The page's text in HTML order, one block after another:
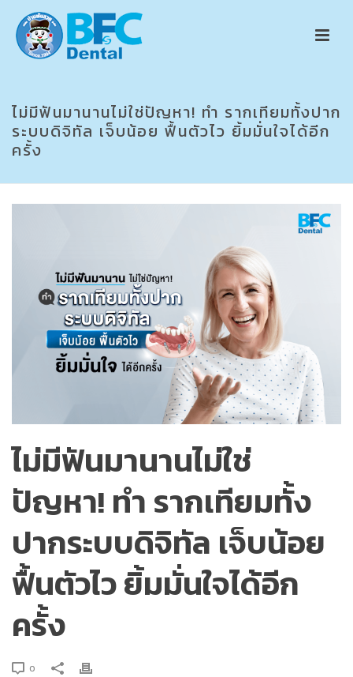
ไม่มีฟันมานานไม่ใช่ปัญหา! ทำ รากเทียมทั้งปาก
ระบบดิจิทัล เจ็บน้อย ฟื้นตัวไว ยิ้มมั่นใจได้อีก
ครั้ง
ไม่มีฟันมานานไม่ใช่
ปัญหา! ทำ รากเทียมทั้ง
ปากระบบดิจิทัล เจ็บน้อย
ฟื้นตัวไว ยิ้มมั่นใจได้อีก
ครั้ง
0